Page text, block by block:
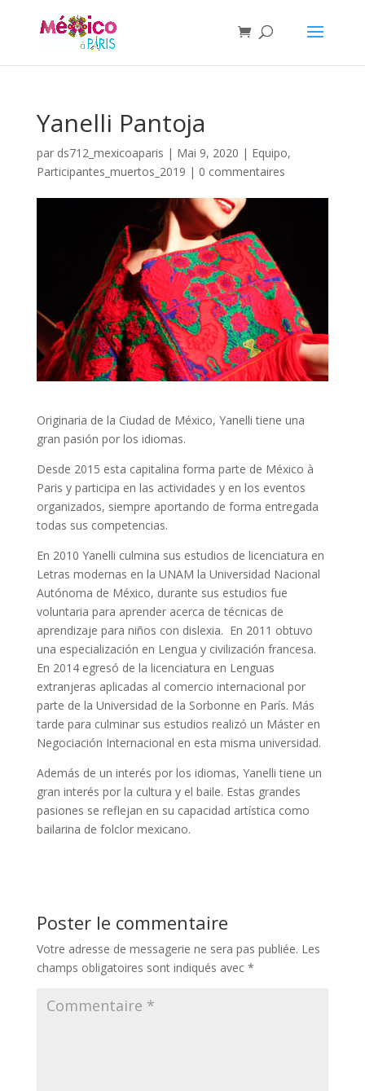
Yanelli Pantoja
par ds712_mexicoaparis | Mai 9, 2020 | Equipo,
Participantes_muertos_2019 | 0 commentaires
Originaria de la Ciudad de México, Yanelli tiene una
gran pasión por los idiomas.
Desde 2015 esta capitalina forma parte de México à
Paris y participa en las actividades y en los eventos
organizados, siempre aportando de forma entregada
todas sus competencias.
En 2010 Yanelli culmina sus estudios de licenciatura en
Letras modernas en la UNAM la Universidad Nacional
Autónoma de México, durante sus estudios fue
voluntaria para aprender acerca de técnicas de
aprendizaje para niños con dislexia. En 2011 obtuvo
una especialización en Lengua y civilización francesa.
En 2014 egresó de la licenciatura en Lenguas
extranjeras aplicadas al comercio internacional por
parte de la Universidad de la Sorbonne en París. Más
tarde para culminar sus estudios realizó un Máster en
Negociación Internacional en esta misma universidad.
Además de un interés por los idiomas, Yanelli tiene un
gran interés por la cultura y el baile. Estas grandes
pasiones se reflejan en su capacidad artística como
bailarina de folclor mexicano.
Poster le commentaire
Votre adresse de messagerie ne sera pas publiée. Les
champs obligatoires sont indiqués avec *